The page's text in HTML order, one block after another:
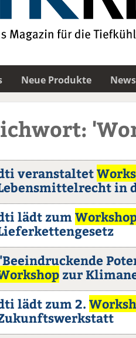
Neue Produkte
veranstaltet
in
lädt zum
zur
lädt zum 2.